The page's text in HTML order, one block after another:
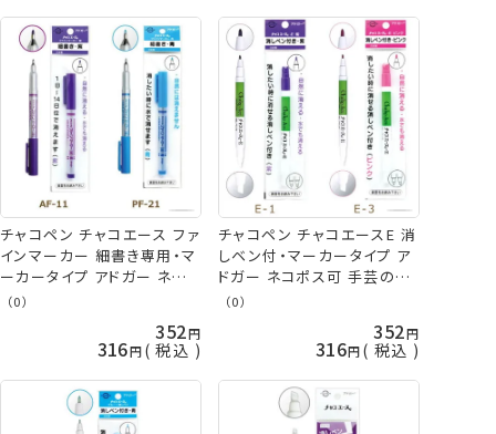
チャコペン チャコエース ファ
インマーカー 細書き専用・マ
ーカータイプ アドガー ネコ
ポス可 手芸の山久
（0）
352
316 税込
チャコペン チャコエースE 消
しベン付・マーカータイプ ア
ドガー ネコポス可 手芸の山
久
（0）
352
316 税込